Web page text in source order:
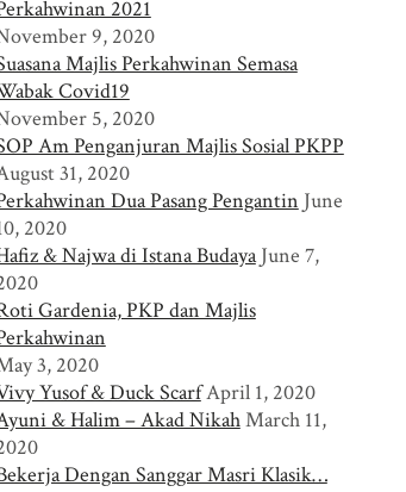
2021
9, 2020
Majlis Perkahwinan Semasa
Covid19
5, 2020
Am Penganjuran Majlis Sosial PKPP
31, 2020
Dua Pasang Pengantin June
2020
& Najwa di Istana Budaya June 7,
Gardenia, PKP dan Majlis
3, 2020
Yusof & Duck ScarfApril 1, 2020
& Halim – Akad NikahMarch 11,
Dengan Sanggar Masri Klasik…